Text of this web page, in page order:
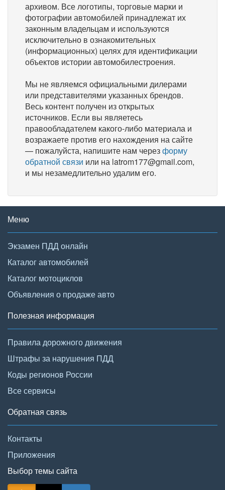
архивом. Все логотипы, торговые марки и
фотографии автомобилей принадлежат их
законным владельцам и используются
исключительно в ознакомительных
(информационных) целях для идентификации
объектов истории автомобилестроения.
Мы не являемся официальными дилерами
или представителями указанных брендов.
Весь контент получен из открытых
источников. Если вы являетесь
правообладателем какого-либо материала и
возражаете против его нахождения на сайте
— пожалуйста, напишите нам черезформу
обратной связи или на latrom177@gmail.com,
и мы незамедлительно удалим его.
Меню
Экзамен ПДД онлайн
Каталог автомобилей
Каталог мотоциклов
Объявления о продаже авто
Полезная информация
Правила дорожного движения
Штрафы за нарушения ПДД
Коды регионов России
Все сервисы
Обратная связь
Контакты
Приложения
Выбор темы сайта